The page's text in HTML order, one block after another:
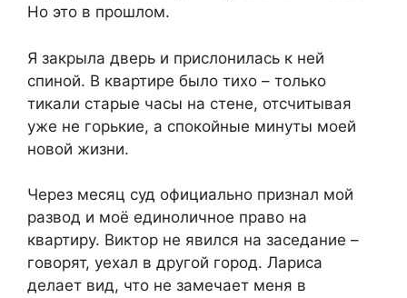
Но это в прошлом.
Я закрыла дверь и прислонилась к ней
спиной. В квартире было тихо – только
тикали старые часы на стене, отсчитывая
уже не горькие, а спокойные минуты моей
новой жизни.
Через месяц суд официально признал мой
развод и моё единоличное право на
квартиру. Виктор не явился на заседание –
говорят, уехал в другой город. Лариса
делает вид, что не замечает меня в